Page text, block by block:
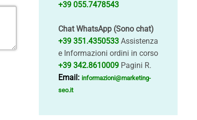
+39 055.7478543
Chat WhatsApp (Sono chat)
+39 351.4350533 Assistenza
e Informazioni ordini in corso
+39 342.8610009 Pagini R.
Email: informazioni@marketing-
seo.it